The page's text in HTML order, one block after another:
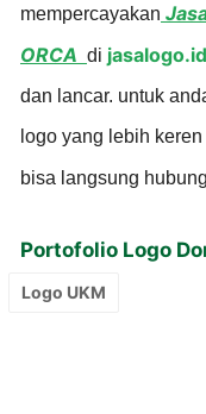
mempercayakan
ORCA di jasalogo.id
dan lancar. untuk
logo yang lebih
bisa langsung
Portofolio Logo
Logo UKM